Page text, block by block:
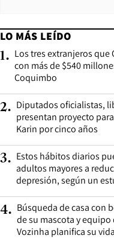
LO MÁS LEÍDO
1. Los tres extranjeros que
con más de $540
Coquimbo
2. Diputados oficialistas,
presentan proyecto
Karin por cinco años
3. Estos hábitos diarios
adultos mayores a
depresión, según un
4. Búsqueda de casa con
de su mascota y
Vozinha planifica su